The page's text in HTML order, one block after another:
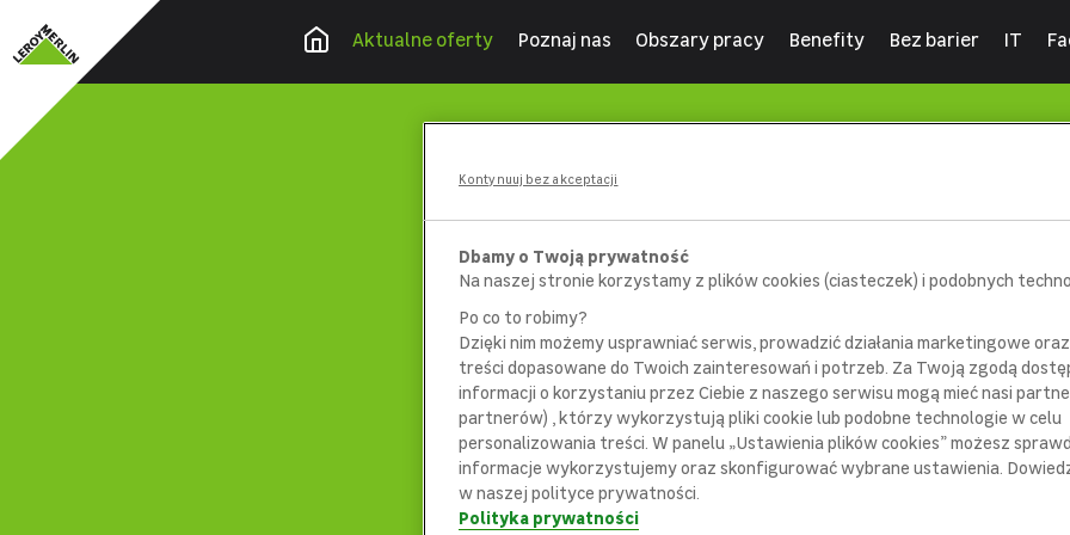
Aktualne oferty Poznaj nas Obszary pracy Benefity Bez barier IT
Dbamy o Twoją prywatność
Na naszej stronie korzystamy z plików cookies (ciasteczek) i podobnych
Po co to robimy?
Dzięki nim możemy usprawniać serwis, prowadzić działania marketingowe
treści dopasowane do Twoich zainteresowań i potrzeb. Za Twoją zgodą
informacji o korzystaniu przez Ciebie z naszego serwisu mogą mieć nasi
partnerów) , którzy wykorzystują pliki cookie lub podobne technologie w celu
personalizowania treści. W panelu „Ustawienia plików cookies” możesz
informacje wykorzystujemy oraz skonfigurować wybrane ustawienia.
w naszej polityce prywatności.
Polityka prywatności
Kontynuuj bez akceptacji